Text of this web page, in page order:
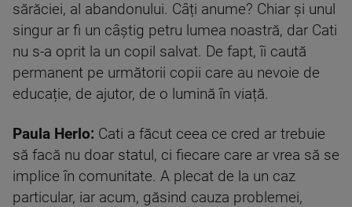
sărăciei, al abandonului. Câți anume? Chiar și unul
singur ar fi un câștig petru lumea noastră, dar Cati
nu s-a oprit la un copil salvat. De fapt, îi caută
permanent pe următorii copii care au nevoie de
educație, de ajutor, de o lumină în viață.
Paula Herlo: Cati a făcut ceea ce cred ar trebuie
să facă nu doar statul, ci fiecare care ar vrea să se
implice în comunitate. A plecat de la un caz
particular, iar acum, găsind cauza problemei,